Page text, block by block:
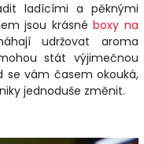
ladícími a pěknými
jsou krásnéboxy na
udržovat aroma
stát výjimečnou
se vám časem okouká,
jednoduše změnit.